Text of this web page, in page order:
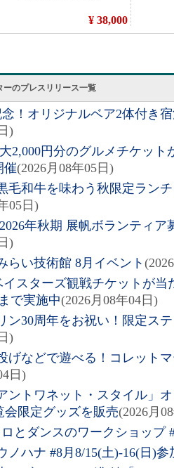
ーのプレスリリース一覧
！オリジナルベア2体付き
)
2,000円分のグルメチケッ
催(2026月08年05日)
毛和牛を味わう秋限定ラン
05日)
年秋期 展帆ボランティア
)
らい技術館 8月イベント
イスターズ観戦チケットが
で実施中(2026月08年04日)
ン30周年をお祝い！限定ス
)
げなどで遊べる！コレット
日)
ントワネット・スタイル」
会限定グッズを販売(2026月
とダンスのワークショップ
ノハナ #8月8/15(土)-16(日)参